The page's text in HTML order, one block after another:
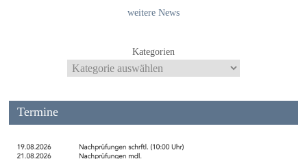
weitere News
Kategorien
Termine